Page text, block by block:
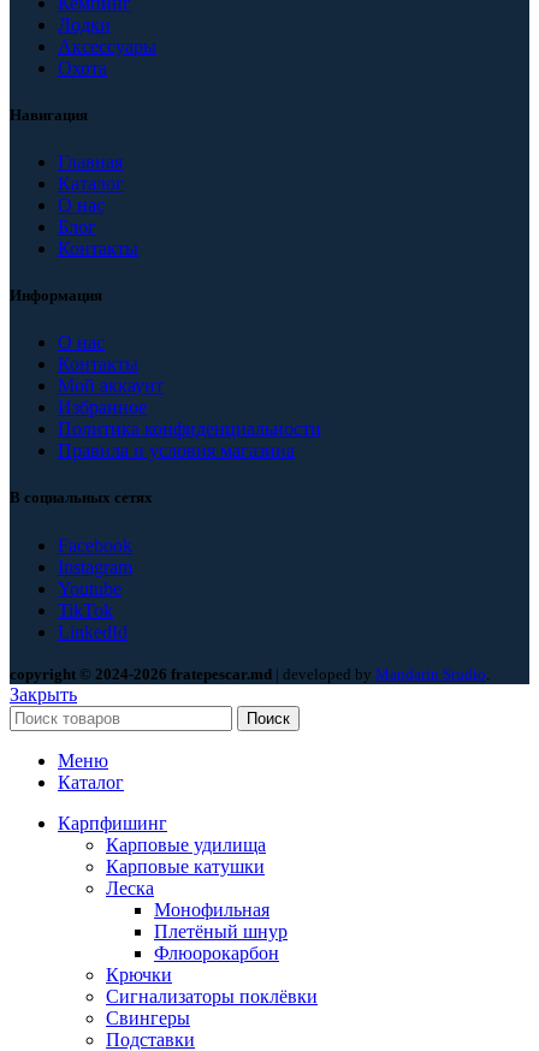
Лодки
Аксессуары
Охота
Навигация
Главная
Каталог
О нас
Блог
Контакты
Информация
О нас
Контакты
Мой аккаунт
Избранное
Политика конфиденциальности
Правила и условия магазина
В социальных сетях
Facebook
Instagram
Youtube
TikTok
LinkedId
copyright © 2024-2026 fratepescar.md | developed by Mandarin Studio
Закрыть
Поиск
Меню
Каталог
Карпфишинг
Карповые удилища
Карповые катушки
Леска
Монофильная
Плетёный шнур
Флюорокарбон
Крючки
Сигнализаторы поклёвки
Свингеры
Подставки